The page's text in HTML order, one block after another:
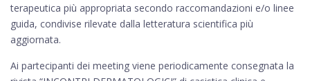
terapeutica più appropriata secondo raccomandazioni e/o linee
guida, condivise rilevate dalla letteratura scientifica più
aggiornata.
Ai partecipanti dei meeting viene periodicamente consegnata la